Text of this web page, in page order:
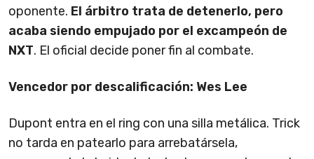
oponente. El árbitro trata de detenerlo, pero
acaba siendo empujado por el excampeón de
NXT. El oficial decide poner fin al combate.
Vencedor por descalificación: Wes Lee
Dupont entra en el ring con una silla metálica. Trick
no tarda en patearlo para arrebatársela,